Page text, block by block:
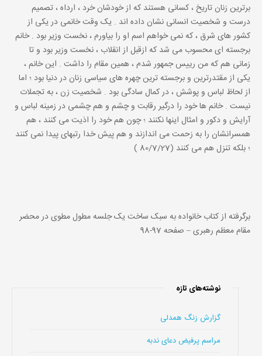
برترین زنان تاریخ ، کسانی هستند که از خودشان خرد ، ارداه ، تصمیم
درست و شخصیت انسانی نشان داده اند . یک وقت خانمی در یکی از
کشور های شرق ، که نمی خواهم اسم او را بیاورم ، نخست وزیر بود . خانم
برجسته ای محسوب می شد که ازقبل از انقلاب ، نخست وزیر بود و تا
زمانی هم که من رییس جمهور شدم ، همین مقام را داشت . این خانم ،
یکی از مقتدرترین و برجسته ترین چهره های سیاسی زنان در دنیا بود ؛ اما
از لحاظ لباس و پوشش ، در کمال سادگی بود . شخصیت زن ، به تجملات
نیست . خانم ها خود را درگیر رقابت و چشم و هم چشمی در زمینه لباس و
آرایش و دکور و امثال اینها نکنند ؛ چون هم خود را اذیت می کنند ، هم
همسرانشان را به زحمت می اندازند و هم پیش خدا رتبهای پیدا نمی کنند
؛ بلکه تنزل هم می کنند (80/7/27 )
برگرفته از کتاب خانواده به سبک ساخت یک جلسه مطول مطوی در محضر
مقام معظم رهبری – صفحه 97-98
نوشته‌های تازه
گزارش زنگ همدلی
مراسم پرفیض دعای ندبه